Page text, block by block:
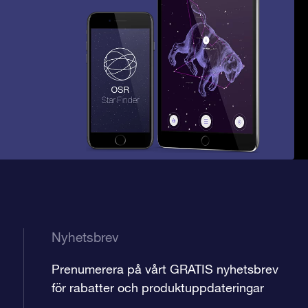
Nyhetsbrev
Prenumerera på vårt GRATIS nyhetsbrev
för rabatter och produktuppdateringar